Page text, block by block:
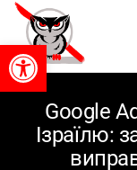
Відкрити Панель інструментів
Перейти
до
змісту
Google
Ізраїлю: